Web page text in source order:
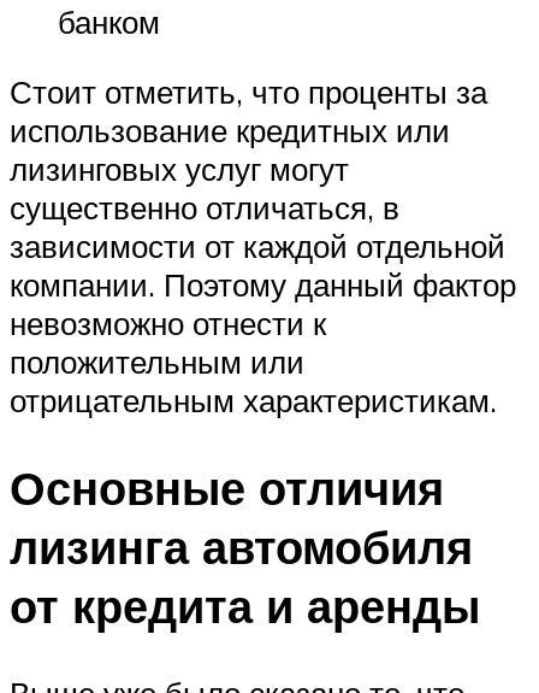
банком
Стоит отметить, что проценты за
использование кредитных или
лизинговых услуг могут
существенно отличаться, в
зависимости от каждой отдельной
компании. Поэтому данный фактор
невозможно отнести к
положительным или
отрицательным характеристикам.
Основные отличия
лизинга автомобиля
от кредита и аренды